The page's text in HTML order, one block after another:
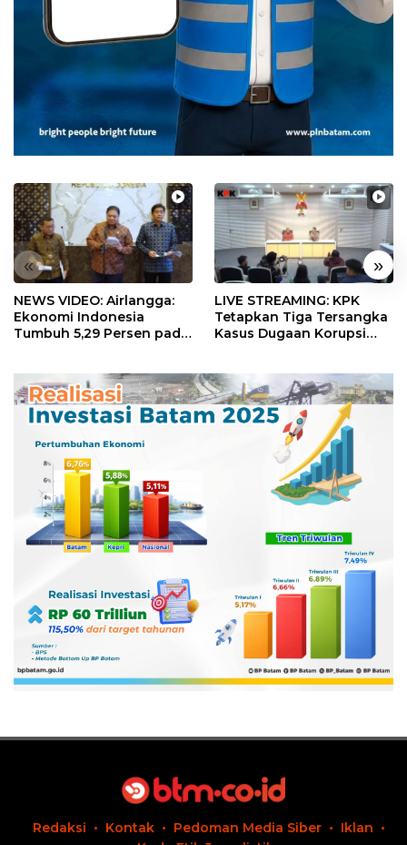
« »
NEWS VIDEO: Airlangga:
Ekonomi Indonesia
Tumbuh 5,29 Persen pada
LIVE STREAMING: KPK
Tetapkan Tiga Tersangka
Kasus Dugaan Korupsi
Redaksi Kontak Pedoman Media Siber
Iklan